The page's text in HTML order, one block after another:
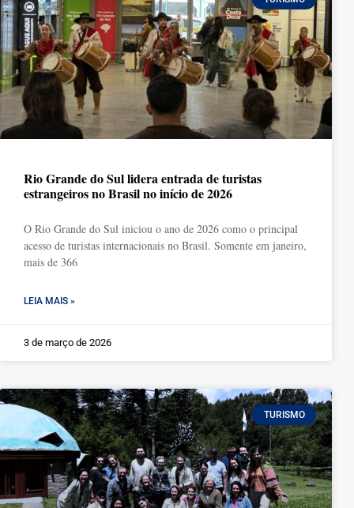
Rio Grande do Sul lidera entrada de turistas
estrangeiros no Brasil no início de 2026
O Rio Grande do Sul iniciou o ano de 2026 como o principal
acesso de turistas internacionais no Brasil. Somente em janeiro,
mais de 366
LEIA MAIS »
3 de março de 2026
TURISMO